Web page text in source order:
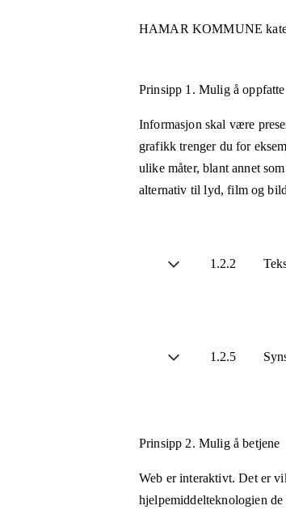
HAMAR KOMMUNE
Prinsipp 1. Mulig å oppfatte
Informasjon skal være
grafikk trenger du for
ulike måter, blant annet
alternativ til lyd, film og
1.2.2
1.2.5
Prinsipp 2. Mulig å betjene
Web er interaktivt. Det er
hjelpemiddelteknologien